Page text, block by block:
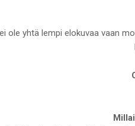
ole yhtä lempi elokuvaa vaan